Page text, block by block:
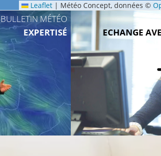
Leaflet | Météo Concept, données ©
BULLETIN MÉTÉO
EXPERTISÉ
ECHANGE